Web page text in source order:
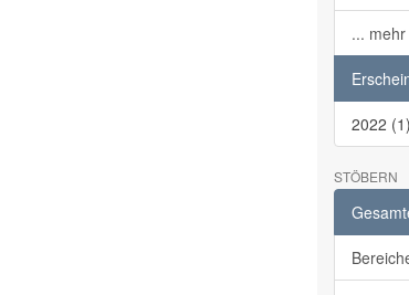
... mehr
2022 (1)
STÖBERN